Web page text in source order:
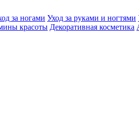
за ногами Уход за руками и ногтями
красоты Декоративная косметика